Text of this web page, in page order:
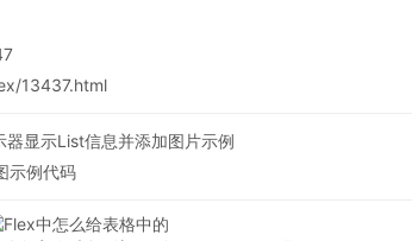
13437.html
显示List信息并添加图片示例
示例代码